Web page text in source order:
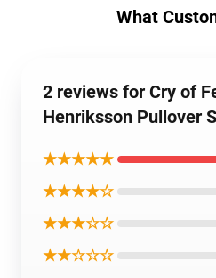
What
2 reviews for Cry of
Henriksson Pullover
★★★★★
★★★★☆
★★★☆☆
★★☆☆☆